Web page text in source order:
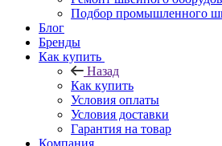
Подбор промышленного
Блог
Бренды
Как купить
Назад
Как купить
Условия оплаты
Условия доставки
Гарантия на товар
Компания